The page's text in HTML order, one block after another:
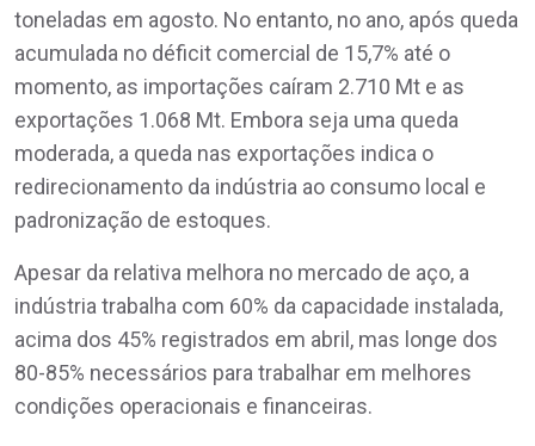
toneladas em agosto. No entanto, no ano, após queda
acumulada no déficit comercial de 15,7% até o
momento, as importações caíram 2.710 Mt e as
exportações 1.068 Mt. Embora seja uma queda
moderada, a queda nas exportações indica o
redirecionamento da indústria ao consumo local e
padronização de estoques.
Apesar da relativa melhora no mercado de aço, a
indústria trabalha com 60% da capacidade instalada,
acima dos 45% registrados em abril, mas longe dos
80-85% necessários para trabalhar em melhores
condições operacionais e financeiras.